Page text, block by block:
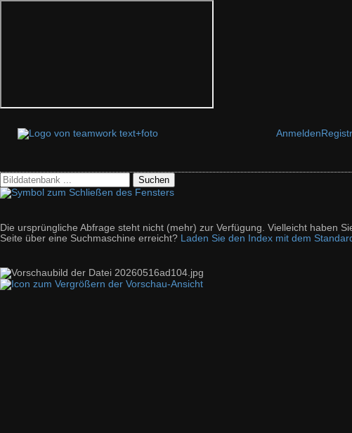
Anmelden
Suchen
Die ursprüngliche Abfrage steht nicht (mehr) zur Verfügung. Vielleicht haben
Seite über eine Suchmaschine erreicht? Laden Sie den Index mit dem